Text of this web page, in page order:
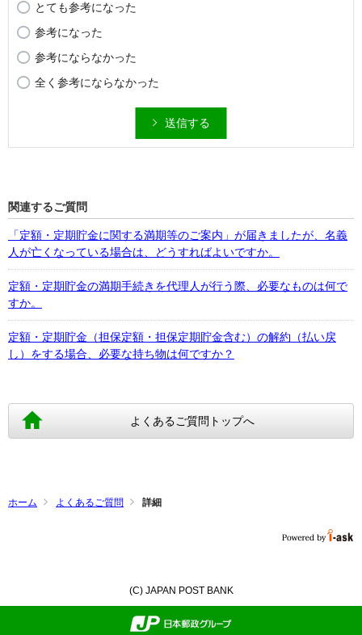
とても参考になった
参考になった
参考にならなかった
全く参考にならなかった
送信する
関連するご質問
「定額・定期貯金に関する満期等のご案内」が届きましたが、名義
人が亡くなっている場合は、どうすればよいですか。
定額・定期貯金の満期手続きを代理人が行う際、必要なものは何で
すか。
定額・定期貯金（担保定額・担保定期貯金含む）の解約（払い戻
し）をする場合、必要な持ち物は何ですか？
よくあるご質問トップへ
ホーム よくあるご質問 詳細
(C) JAPAN POST BANK